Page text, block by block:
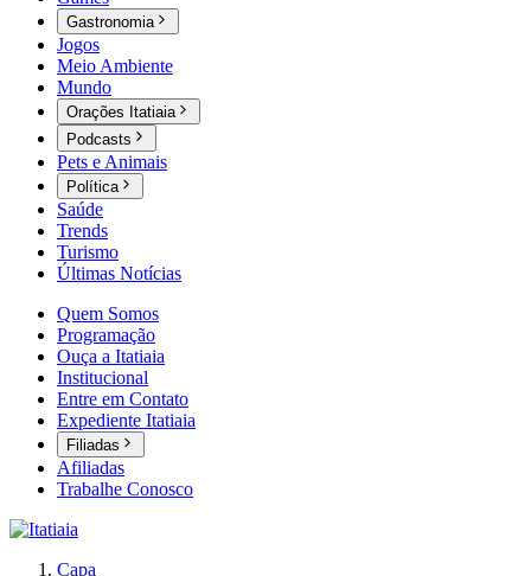
Gastronomia
Jogos
Meio Ambiente
Mundo
Orações Itatiaia
Podcasts
Pets e Animais
Política
Saúde
Trends
Turismo
Últimas Notícias
Quem Somos
Programação
Ouça a Itatiaia
Institucional
Entre em Contato
Expediente Itatiaia
Filiadas
Afiliadas
Trabalhe Conosco
Capa